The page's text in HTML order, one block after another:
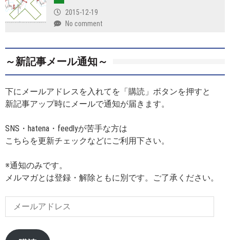
2015-12-19
No comment
～新記事メール通知～
下にメールアドレスを入れてを「購読」ボタンを押すと
新記事アップ時にメールで通知が届きます。
SNS・hatena・feedlyが苦手な方は
こちらを更新チェックなどにご利用下さい。
※通知のみです。
メルマガとは登録・解除ともに別です。ご了承ください。